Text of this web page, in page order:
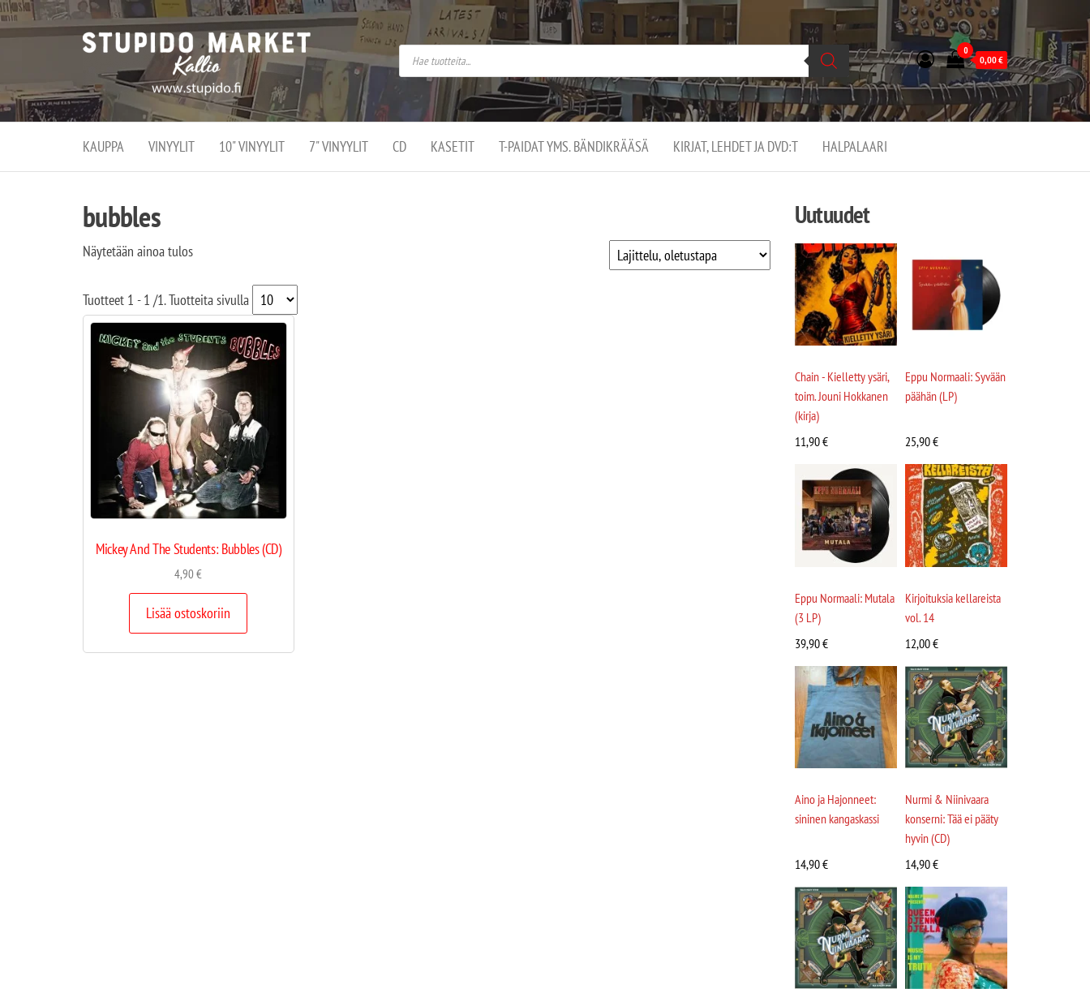
Stupido
Market –
verkossa
ja
kivijalassa
Stupido Market on
vaihtoehtomusaan
erikoistunut
verkko- sekä
kivijalkakauppa
Helsingissä
Kallion
0
0,00€
KAUPPA VINYYLIT 10" VINYYLIT 7" VINYYLIT CD KASETIT T-PAIDAT YMS. BÄNDIKRÄÄSÄ KIRJAT, LEHDET JA DVD:T HALPALAARI
bubbles
Näytetään ainoa tulos
Tuotteet 1 - 1 /1. Tuotteita sivulla
Mickey And The Students: Bubbles (CD)
4,90€
Lisää ostoskoriin
Uutuudet
Chain - Kielletty ysäri,
toim. Jouni Hokkanen
(kirja)
11,90€
Eppu Normaali: Syvään
päähän (LP)
25,90€
Eppu Normaali: Mutala
(3 LP)
39,90€
Kirjoituksia kellareista
vol. 14
12,00€
Aino ja Hajonneet:
sininen kangaskassi
14,90€
Nurmi & Niinivaara
konserni: Tää ei pääty
hyvin (CD)
14,90€